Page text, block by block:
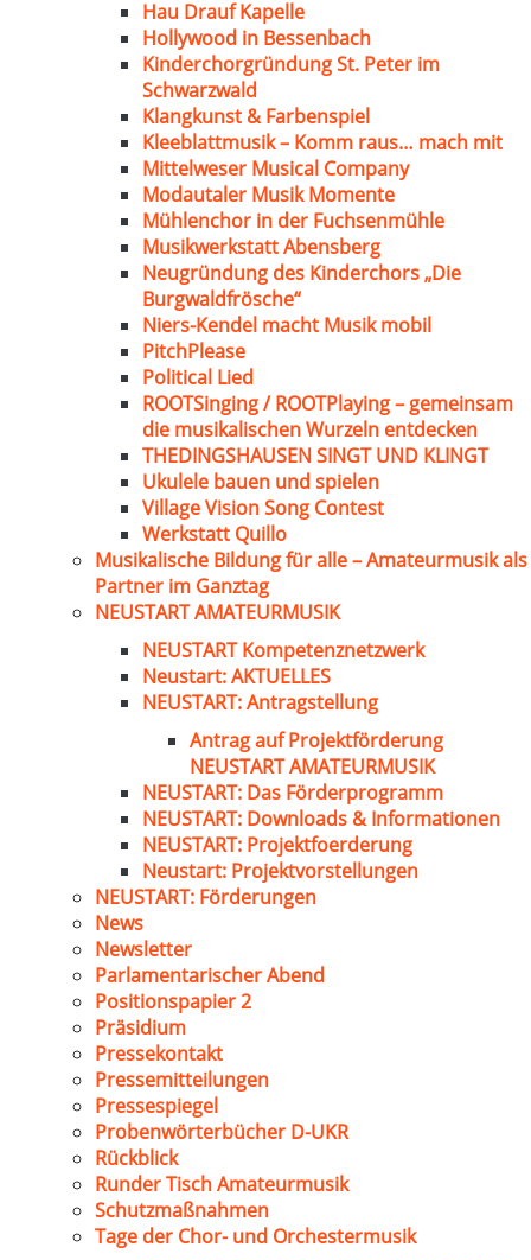
Hau Drauf Kapelle
Hollywood in Bessenbach
Kinderchorgründung St. Peter im
Schwarzwald
Klangkunst & Farbenspiel
Kleeblattmusik – Komm raus… mach mit
Mittelweser Musical Company
Modautaler Musik Momente
Mühlenchor in der Fuchsenmühle
Musikwerkstatt Abensberg
Neugründung des Kinderchors „Die
Burgwaldfrösche“
Niers-Kendel macht Musik mobil
PitchPlease
Political Lied
ROOTSinging / ROOTPlaying – gemeinsam
die musikalischen Wurzeln entdecken
THEDINGSHAUSEN SINGT UND KLINGT
Ukulele bauen und spielen
Village Vision Song Contest
Werkstatt Quillo
Musikalische Bildung für alle – Amateurmusik als
Partner im Ganztag
NEUSTART AMATEURMUSIK
NEUSTART Kompetenznetzwerk
Neustart: AKTUELLES
NEUSTART: Antragstellung
Antrag auf Projektförderung
NEUSTART AMATEURMUSIK
NEUSTART: Das Förderprogramm
NEUSTART: Downloads & Informationen
NEUSTART: Projektfoerderung
Neustart: Projektvorstellungen
NEUSTART: Förderungen
News
Newsletter
Parlamentarischer Abend
Positionspapier 2
Präsidium
Pressekontakt
Pressemitteilungen
Pressespiegel
Probenwörterbücher D-UKR
Rückblick
Runder Tisch Amateurmusik
Schutzmaßnahmen
Tage der Chor- und Orchestermusik